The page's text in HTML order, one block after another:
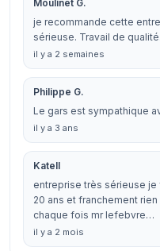
Moulinet G.
je recommande cette
sérieuse. Travail de qualité.
il y a 2 semaines
Philippe G.
Le gars est sympathique
il y a 3 ans
Katell
entreprise très sérieuse
20 ans et franchement
chaque fois mr lefebvre…
il y a 2 mois